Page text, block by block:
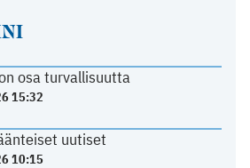
osa turvallisuutta
15:32
uutiset
10:15